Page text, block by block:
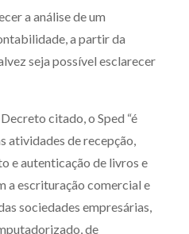
por Escrito
Zênite
Online
presenciais
Company
a análise de um
a partir da
seja possível esclarecer
citado, o Sped “é
atividades de recepção,
e autenticação de livros e
a escrituração comercial e
sociedades empresárias,
de